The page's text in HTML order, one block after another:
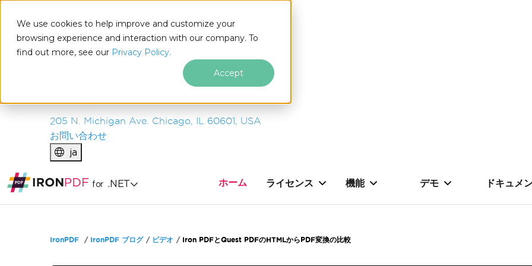
We use cookies to help improve and customize your
browsing experience and interaction with our company. To
find out more, see our Privacy Policy.
Accept
IRONSOFTWARE
製品
エンタープライズ
205 N. Michigan Ave. Chicago, IL 60601, USA
お問い合わせ
ja
for .NET ホーム ライセンス 機能 デモ ドキュメ
IronPDF IronPDF ブログ ビデオ Iron PDFとQuest PDFのHTMLからPDF変換の比較